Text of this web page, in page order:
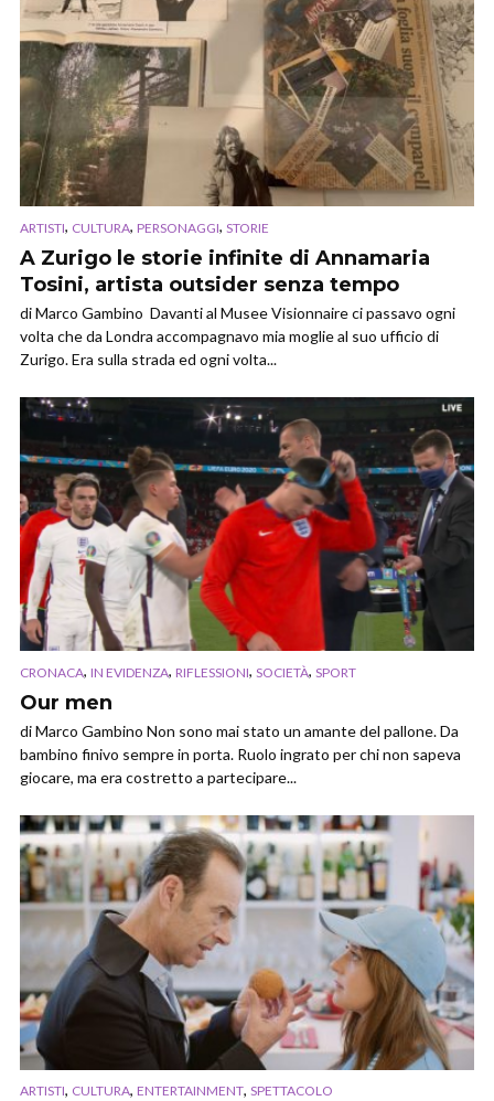
ARTISTI, CULTURA, PERSONAGGI, STORIE
A Zurigo le storie infinite di Annamaria
Tosini, artista outsider senza tempo
di Marco Gambino Davanti al Musee Visionnaire ci passavo ogni
volta che da Londra accompagnavo mia moglie al suo ufficio di
Zurigo. Era sulla strada ed ogni volta...
CRONACA, IN EVIDENZA, RIFLESSIONI, SOCIETÀ, SPORT
Our men
di Marco Gambino Non sono mai stato un amante del pallone. Da
bambino finivo sempre in porta. Ruolo ingrato per chi non sapeva
giocare, ma era costretto a partecipare...
ARTISTI, CULTURA, ENTERTAINMENT, SPETTACOLO